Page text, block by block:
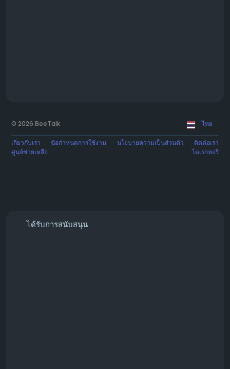
© 2026 BeeTalk ไทย
เกี่ยวกับเรา ข้อกำหนดการใช้งาน นโยบายความเป็นส่วนตัว
ติดต่อเรา
ศูนย์ช่วยเหลือ
ไดเรกทอรี
ได้รับการสนับสนุน